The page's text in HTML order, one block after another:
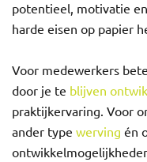
potentieel, motivatie
harde eisen op papier
Voor medewerkers
door je te blijven
praktijkervaring. Voor
ander type werving én